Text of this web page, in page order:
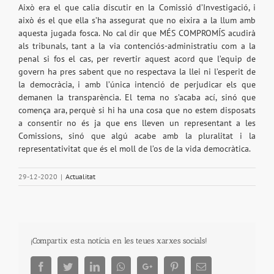
Això era el que calia discutir en la Comissió d’Investigació, i
això és el que ella s’ha assegurat que no eixira a la llum amb
aquesta jugada fosca. No cal dir que MÉS COMPROMÍS acudirà
als tribunals, tant a la via contenciós-administratiu com a la
penal si fos el cas, per revertir aquest acord que l’equip de
govern ha pres sabent que no respectava la llei ni l’esperit de
la democràcia, i amb l’única intenció de perjudicar els que
demanen la transparència. El tema no s’acaba ací, sinó que
comença ara, perquè si hi ha una cosa que no estem disposats
a consentir no és ja que ens lleven un representant a les
Comissions, sinó que algú acabe amb la pluralitat i la
representativitat que és el moll de l’os de la vida democràtica.
29-12-2020 | Actualitat
¡Compartix esta notícia en les teues xarxes socials!
FacebookTwitterLinkedInWhatsappGoogle+ PinterestEmail